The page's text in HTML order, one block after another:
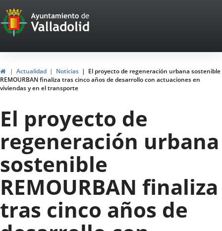
Portal
Web
del
Ayuntamiento
de
Valladolid
InicioActualidad Noticias
El proyecto de regeneración urbana sostenible
REMOURBAN finaliza tras cinco años de desarrollo con actuaciones en
viviendas y en el transporte
El proyecto de
regeneración urbana
sostenible
REMOURBAN finaliza
tras cinco años de